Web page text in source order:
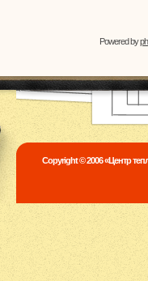
Powered by
Copyright © 2006 «Центр